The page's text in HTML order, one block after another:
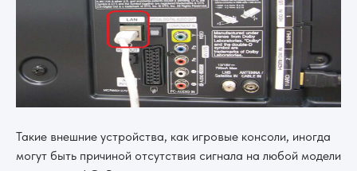
Такие внешние устройства, как игровые консоли, иногда
могут быть причиной отсутствия сигнала на любой модели